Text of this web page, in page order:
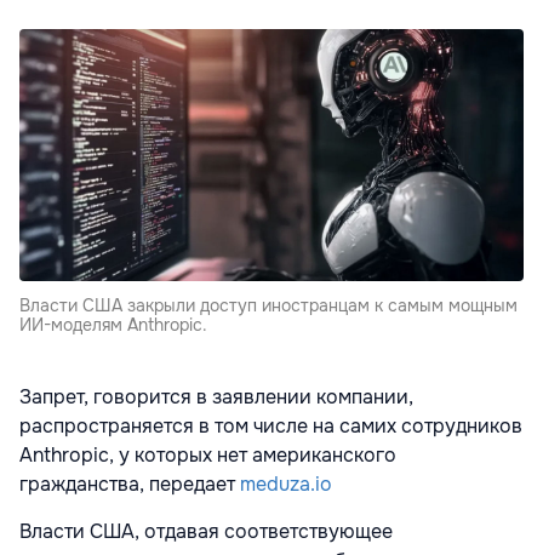
Власти США закрыли доступ иностранцам к самым мощным
ИИ-моделям Anthropic.
Запрет, говорится в заявлении компании,
распространяется в том числе на самих сотрудников
Anthropic, у которых нет американского
гражданства, передаетmeduza.io
Власти США, отдавая соответствующее